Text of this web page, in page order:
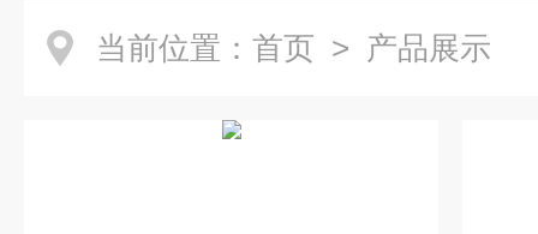
当前位置： 首页 > 产品展示